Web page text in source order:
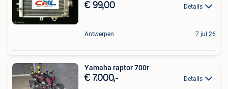
€ 99,00 Details
Antwerpen 7 jul 26
Yamaha raptor 700r
€ 7.000,- Details